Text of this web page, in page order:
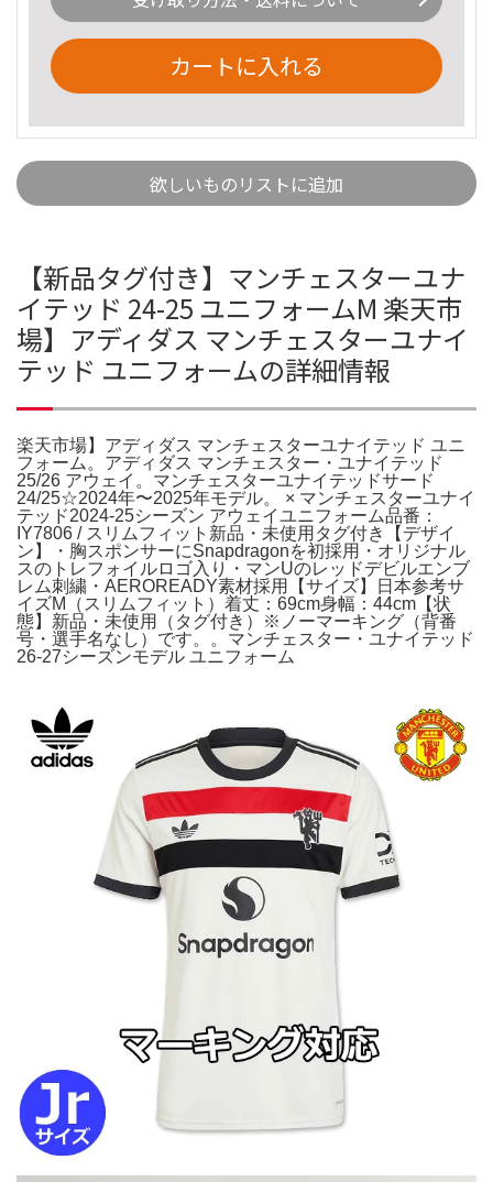
カートに入れる
欲しいものリストに追加
【新品タグ付き】マンチェスターユナ
イテッド 24-25 ユニフォームM 楽天市
場】アディダス マンチェスターユナイ
テッド ユニフォームの詳細情報
楽天市場】アディダス マンチェスターユナイテッド ユニ
フォーム。アディダス マンチェスター・ユナイテッド
25/26 アウェイ。マンチェスターユナイテッドサード
24/25☆2024年〜2025年モデル。 × マンチェスターユナイ
テッド2024-25シーズン アウェイユニフォーム品番：
IY7806 / スリムフィット新品・未使用タグ付き【デザイ
ン】・胸スポンサーにSnapdragonを初採用・オリジナル
スのトレフォイルロゴ入り・マンUのレッドデビルエンブ
レム刺繍・AEROREADY素材採用【サイズ】日本参考サ
イズM（スリムフィット）着丈：69cm身幅：44cm【状
態】新品・未使用（タグ付き）※ノーマーキング（背番
号・選手名なし）です。。マンチェスター・ユナイテッド
26-27シーズンモデル ユニフォーム